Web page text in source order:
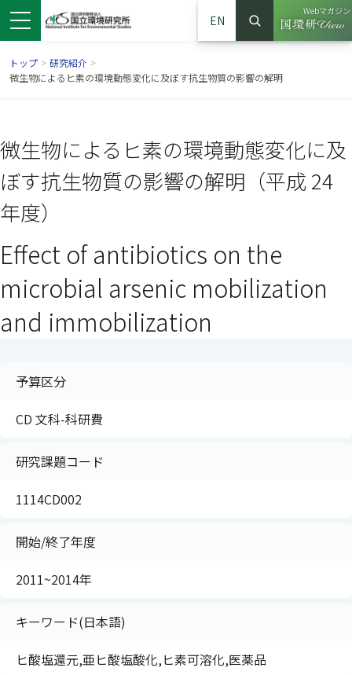
ドウで開きます）
ンドウで開きます）
ウインドウで開きます）
EN
サイト内検索
検索
Webマガジン
（別ウイ
トップ > 研究紹介 >
微生物によるヒ素の環境動態変化に及ぼす抗生物質の影響の解明
微生物によるヒ素の環境動態変化に及
ぼす抗生物質の影響の解明（平成 24
年度）
Effect of antibiotics on the
microbial arsenic mobilization
and immobilization
予算区分
CD 文科-科研費
研究課題コード
1114CD002
開始/終了年度
2011~2014年
キーワード(日本語)
ヒ酸塩還元,亜ヒ酸塩酸化,ヒ素可溶化,医薬品